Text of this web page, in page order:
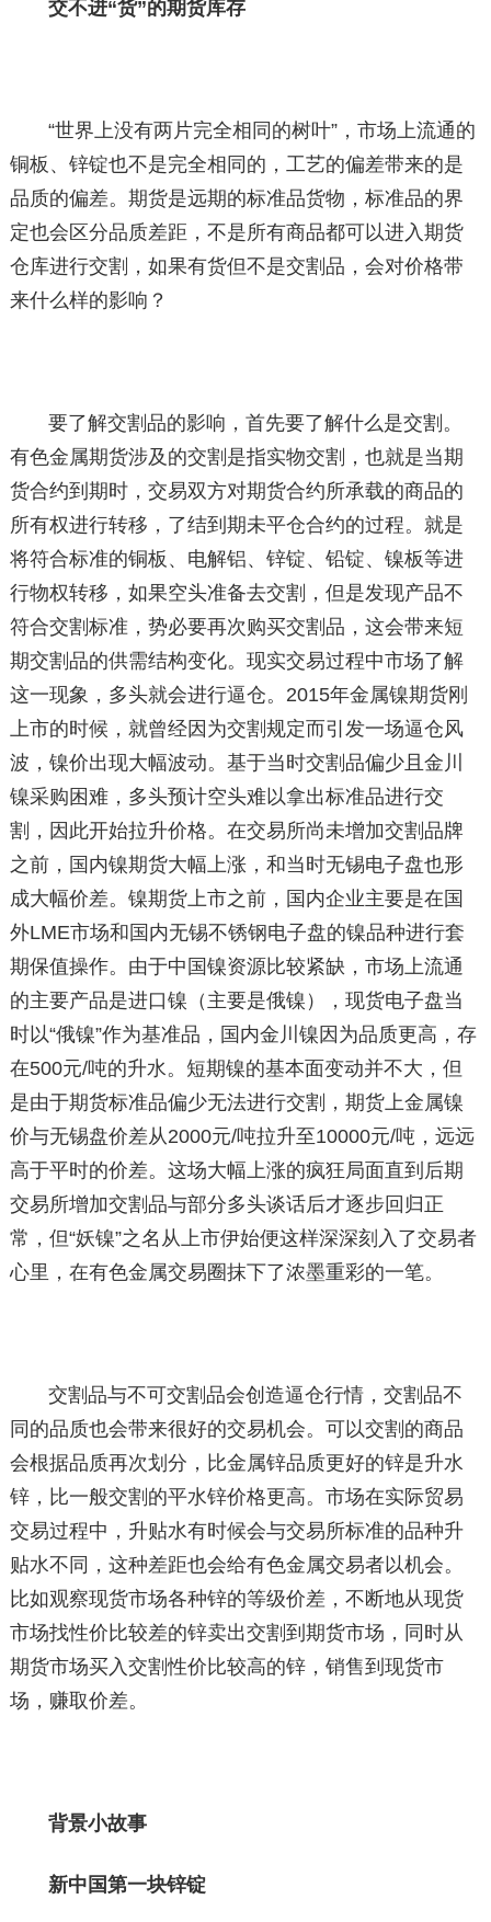
交不进“货”的期货库存
“世界上没有两片完全相同的树叶”，市场上流通的
铜板、锌锭也不是完全相同的，工艺的偏差带来的是
品质的偏差。期货是远期的标准品货物，标准品的界
定也会区分品质差距，不是所有商品都可以进入期货
仓库进行交割，如果有货但不是交割品，会对价格带
来什么样的影响？
要了解交割品的影响，首先要了解什么是交割。
有色金属期货涉及的交割是指实物交割，也就是当期
货合约到期时，交易双方对期货合约所承载的商品的
所有权进行转移，了结到期未平仓合约的过程。就是
将符合标准的铜板、电解铝、锌锭、铅锭、镍板等进
行物权转移，如果空头准备去交割，但是发现产品不
符合交割标准，势必要再次购买交割品，这会带来短
期交割品的供需结构变化。现实交易过程中市场了解
这一现象，多头就会进行逼仓。2015年金属镍期货刚
上市的时候，就曾经因为交割规定而引发一场逼仓风
波，镍价出现大幅波动。基于当时交割品偏少且金川
镍采购困难，多头预计空头难以拿出标准品进行交
割，因此开始拉升价格。在交易所尚未增加交割品牌
之前，国内镍期货大幅上涨，和当时无锡电子盘也形
成大幅价差。镍期货上市之前，国内企业主要是在国
外LME市场和国内无锡不锈钢电子盘的镍品种进行套
期保值操作。由于中国镍资源比较紧缺，市场上流通
的主要产品是进口镍（主要是俄镍），现货电子盘当
时以“俄镍”作为基准品，国内金川镍因为品质更高，存
在500元/吨的升水。短期镍的基本面变动并不大，但
是由于期货标准品偏少无法进行交割，期货上金属镍
价与无锡盘价差从2000元/吨拉升至10000元/吨，远远
高于平时的价差。这场大幅上涨的疯狂局面直到后期
交易所增加交割品与部分多头谈话后才逐步回归正
常，但“妖镍”之名从上市伊始便这样深深刻入了交易者
心里，在有色金属交易圈抹下了浓墨重彩的一笔。
交割品与不可交割品会创造逼仓行情，交割品不
同的品质也会带来很好的交易机会。可以交割的商品
会根据品质再次划分，比金属锌品质更好的锌是升水
锌，比一般交割的平水锌价格更高。市场在实际贸易
交易过程中，升贴水有时候会与交易所标准的品种升
贴水不同，这种差距也会给有色金属交易者以机会。
比如观察现货市场各种锌的等级价差，不断地从现货
市场找性价比较差的锌卖出交割到期货市场，同时从
期货市场买入交割性价比较高的锌，销售到现货市
场，赚取价差。
背景小故事
新中国第一块锌锭